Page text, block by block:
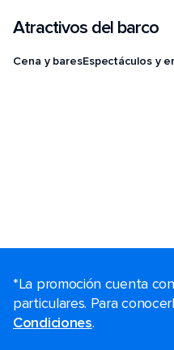
Atractivos del barco
Cena y baresEspectáculos y
*La promoción cuenta
particulares. Para
Condiciones.